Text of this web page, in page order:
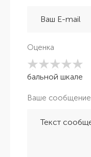
Оценка
бальной шкале
Ваше сообщение